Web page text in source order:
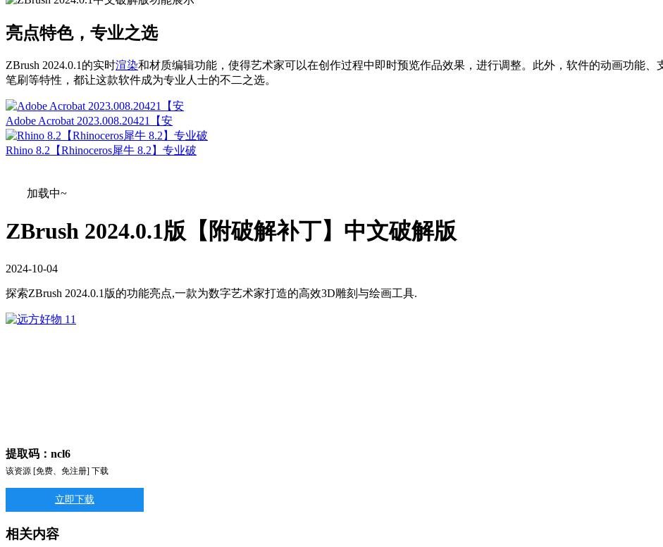
亮点特色，专业之选
ZBrush 2024.0.1的实时渲染和材质编辑功能，使得艺术家可以在创作过程中即时预览作品效果，进行调整。此外，软件的动画功
笔刷等特性，都让这款软件成为专业人士的不二之选。
Adobe Acrobat 2023.008.20421【安
Rhino 8.2【Rhinoceros犀牛 8.2】专业破
加载中~
ZBrush 2024.0.1版【附破解补丁】中文破解版
2024-10-04
探索ZBrush 2024.0.1版的功能亮点,一款为数字艺术家打造的高效3D雕刻与绘画工具.
提取码：ncl6
该资源 [免费、免注册] 下载
立即下载
相关内容